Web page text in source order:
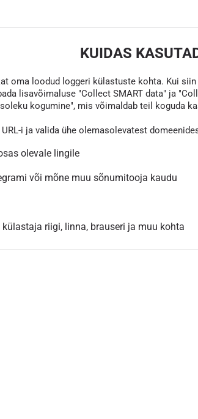
KUIDAS
oma loodud loggeri külastuste kohta. Kui
lisavõimaluse "Collect SMART data" ja
kogumine", mis võimaldab teil koguda
i ja valida ühe olemasolevatest
olevale lingile
või mõne muu sõnumitooja kaudu
riigi, linna, brauseri ja muu kohta